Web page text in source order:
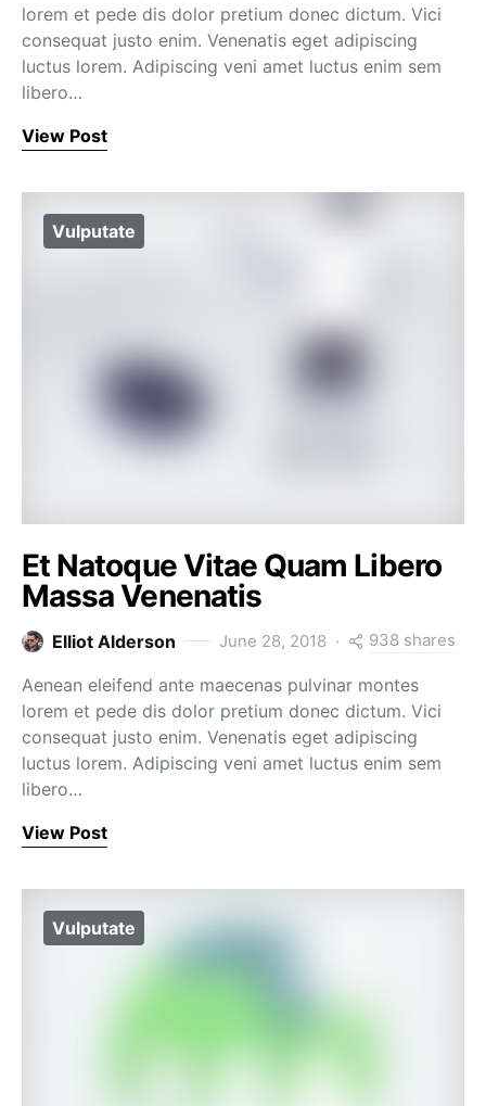
lorem et pede dis dolor pretium donec dictum. Vici
consequat justo enim. Venenatis eget adipiscing
luctus lorem. Adipiscing veni amet luctus enim sem
libero…
View Post
Vulputate
Et Natoque Vitae Quam Libero
Massa Venenatis
Elliot Alderson June 28, 2018 938 shares
Aenean eleifend ante maecenas pulvinar montes
lorem et pede dis dolor pretium donec dictum. Vici
consequat justo enim. Venenatis eget adipiscing
luctus lorem. Adipiscing veni amet luctus enim sem
libero…
View Post
Vulputate